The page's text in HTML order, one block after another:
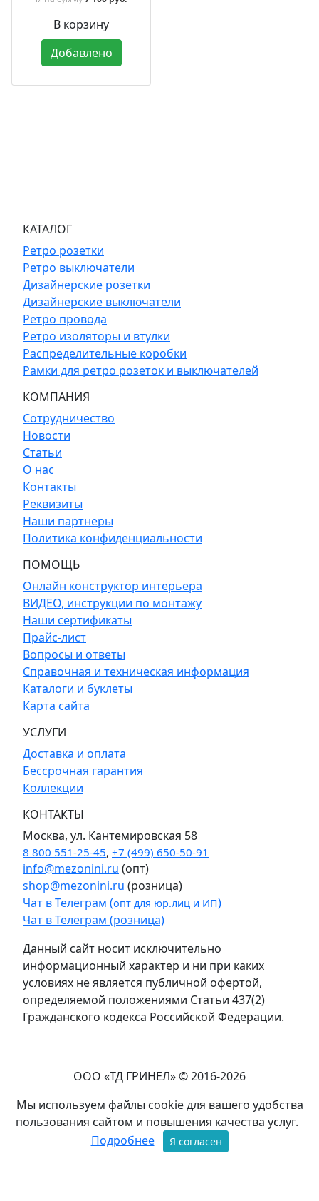
В корзину
Добавлено
КАТАЛОГ
Ретро розетки
Ретро выключатели
Дизайнерские розетки
Дизайнерские выключатели
Ретро провода
Ретро изоляторы и втулки
Распределительные коробки
Рамки для ретро розеток и выключателей
КОМПАНИЯ
Сотрудничество
Новости
Статьи
О нас
Контакты
Реквизиты
Наши партнеры
Политика конфиденциальности
ПОМОЩЬ
Онлайн конструктор интерьера
ВИДЕО, инструкции по монтажу
Наши сертификаты
Прайс-лист
Вопросы и ответы
Справочная и техническая информация
Каталоги и буклеты
Карта сайта
УСЛУГИ
Доставка и оплата
Бессрочная гарантия
Коллекции
КОНТАКТЫ
Москва, ул. Кантемировская 58
8 800 551-25-45, +7 (499) 650-50-91
info@mezonini.ru (опт)
shop@mezonini.ru (розница)
Чат в Телеграм (опт для юр.лиц и ИП)
Чат в Телеграм (розница)
Данный сайт носит исключительно
информационный характер и ни при каких
условиях не является публичной офертой,
определяемой положениями Статьи 437(2)
Гражданского кодекса Российской Федерации.
ООО «ТД ГРИНЕЛ» © 2016-2026
Мы используем файлы cookie для вашего удобства
пользования сайтом и повышения качества услуг.
Подробнее
Я согласен